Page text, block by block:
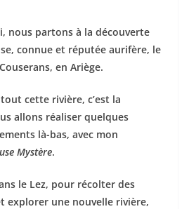
nous partons à la découverte
connue et réputée aurifère, le
en Ariège.
cette rivière, c’est la
allons réaliser quelques
là-bas, avec mon
Mystère.
le Lez, pour récolter des
explorer une nouvelle rivière,